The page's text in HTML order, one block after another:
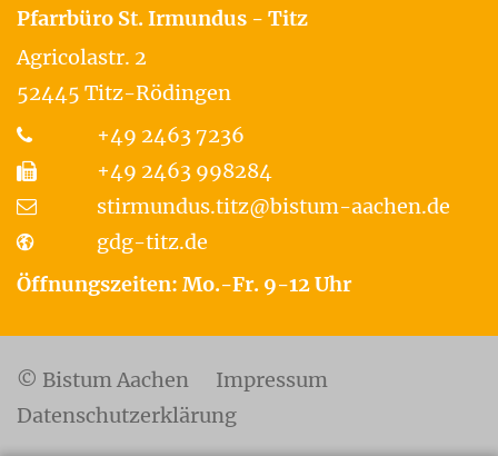
Pfarrbüro St. Irmundus - Titz
Agricolastr. 2
52445 Titz-Rödingen
+49 2463 7236
+49 2463 998284
stirmundus.titz@bistum-aachen.de
gdg-titz.de
Öffnungszeiten: Mo.-Fr. 9-12 Uhr
© Bistum Aachen
Impressum
Datenschutzerklärung